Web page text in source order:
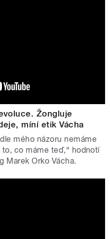
Žongluje
míní etik Vácha
mého názoru nemáme
co máme teď,“ hodnotí
Marek Orko Vácha.